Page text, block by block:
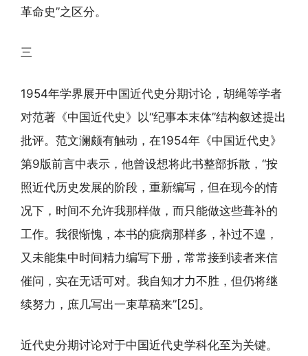
革命史”之区分。
三
1954年学界展开中国近代史分期讨论，胡绳等学者
对范著《中国近代史》以“纪事本末体”结构叙述提出
批评。范文澜颇有触动，在1954年《中国近代史》
第9版前言中表示，他曾设想将此书整部拆散，“按
照近代历史发展的阶段，重新编写，但在现今的情
况下，时间不允许我那样做，而只能做这些葺补的
工作。我很惭愧，本书的疵病那样多，补过不遑，
又未能集中时间精力编写下册，常常接到读者来信
催问，实在无话可对。我自知才力不胜，但仍将继
续努力，庶几写出一束草稿来”[25]。
近代史分期讨论对于中国近代史学科化至为关键。